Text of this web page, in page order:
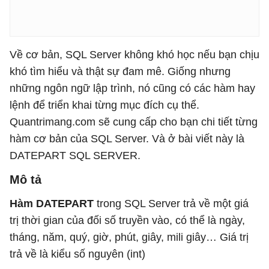
Về cơ bản, SQL Server không khó học nếu bạn chịu
khó tìm hiểu và thật sự đam mê. Giống nhưng
những ngôn ngữ lập trình, nó cũng có các hàm hay
lệnh để triển khai từng mục đích cụ thể.
Quantrimang.com sẽ cung cấp cho bạn chi tiết từng
hàm cơ bản của SQL Server. Và ở bài viết này là
DATEPART SQL SERVER.
Mô tả
Hàm DATEPART trong SQL Server trả về một giá
trị thời gian của đối số truyền vào, có thể là ngày,
tháng, năm, quý, giờ, phút, giây, mili giây… Giá trị
trả về là kiểu số nguyên (int)